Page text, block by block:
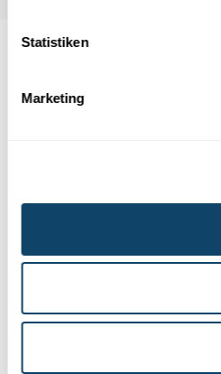
Statistiken
Marketing